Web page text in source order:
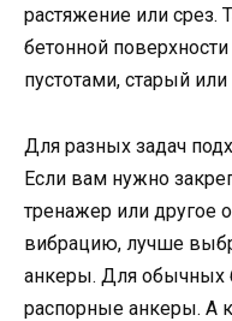
растяжение или срез.
бетонной
пустотами, старый
Для разных задач
Если вам нужно
тренажер или другое
вибрацию, лучше
анкеры. Для обычных
распорные анкеры. А